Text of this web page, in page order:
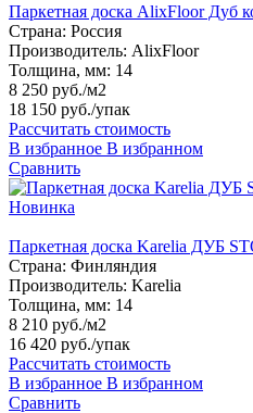
Паркетная доска AlixFloor Дуб
Страна: Россия
Производитель: AlixFloor
Толщина, мм: 14
8 250 руб./м2
18 150 руб./упак
Рассчитать стоимость
В избранное В избранном
Сравнить
Новинка
Паркетная доска Karelia ДУБ
Страна: Финляндия
Производитель: Karelia
Толщина, мм: 14
8 210 руб./м2
16 420 руб./упак
Рассчитать стоимость
В избранное В избранном
Сравнить